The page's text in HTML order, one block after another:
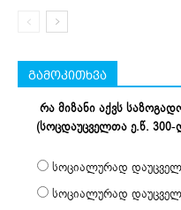
გამოკითხვა
რა მიზანი აქვს
(სოცდაუცველთა ე.წ.
სოციალურად
სოციალურად